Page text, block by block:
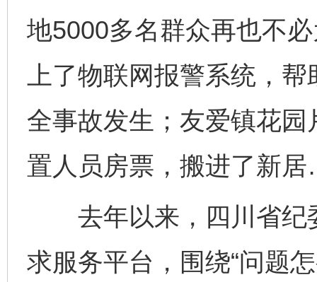
地5000多名群众再也不
上了物联网报警系统，
全事故发生；友爱镇花
置人员房票，搬进了新
去年以来，四川省纪
求服务平台，围绕“问题